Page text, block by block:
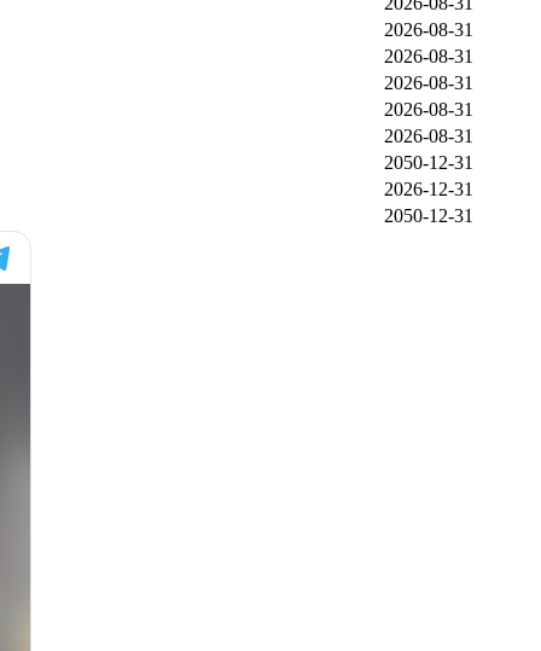
2026-08-31
2026-08-31
2026-08-31
2026-08-31
2026-08-31
2050-12-31
2026-12-31
2050-12-31